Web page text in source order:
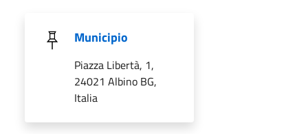
Municipio
Piazza Libertà, 1,
24021 Albino BG,
Italia